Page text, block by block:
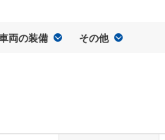
両の装備 その他